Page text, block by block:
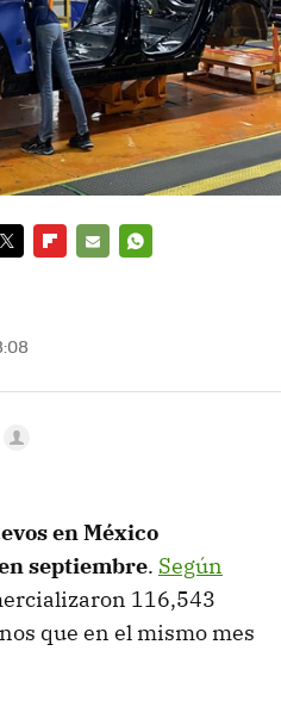
en México
septiembre. Según
116,543
que en el mismo mes